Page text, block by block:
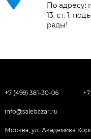
По адресу:
13, ст. 1,
рады!
+7 (499) 381-30-06
info@salebazar.ru
Москва, ул. Академика